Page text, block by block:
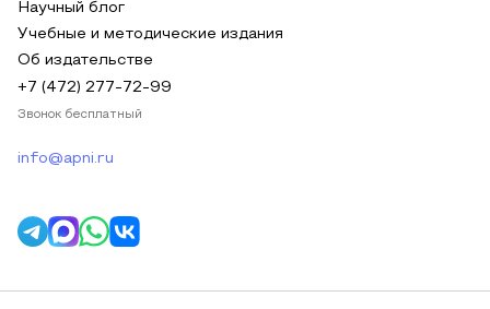
Научный блог
Учебные и методические издания
Об издательстве
+7 (472) 277-72-99
Звонок бесплатный
info@apni.ru